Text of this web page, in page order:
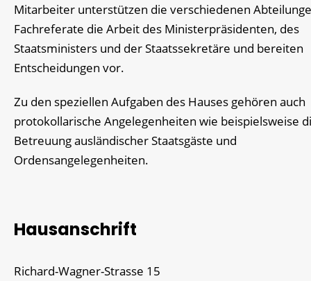
Mitarbeiter unterstützen die verschiedenen
Fachreferate die Arbeit des Ministerpräsidenten, des
Staatsministers und der Staatssekretäre und bereiten
Entscheidungen vor.
Zu den speziellen Aufgaben des Hauses gehören auch
protokollarische Angelegenheiten wie beispielsweise
Betreuung ausländischer Staatsgäste und
Ordensangelegenheiten.
Hausanschrift
Richard-Wagner-Strasse 15